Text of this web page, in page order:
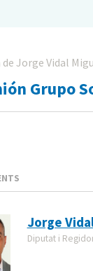
de Jorge Vidal
Grupo
Jorge
Diputat i